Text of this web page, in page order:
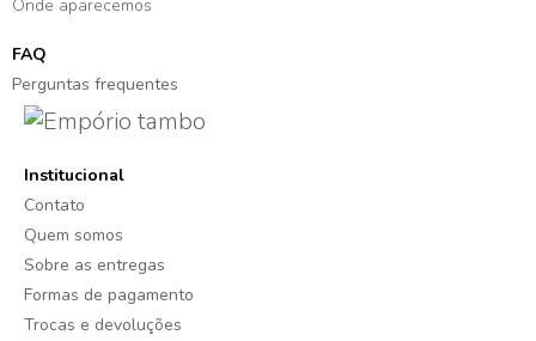
Onde aparecemos
FAQ
Perguntas frequentes
Institucional
Contato
Quem somos
Sobre as entregas
Formas de pagamento
Trocas e devoluções